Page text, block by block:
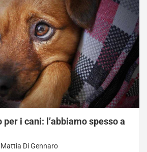
per i cani: l’abbiamo spesso a
Mattia Di Gennaro